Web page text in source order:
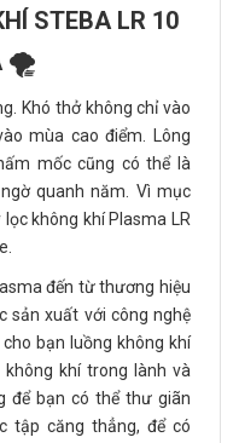
STEBA LR 10
🌪️
Khó thở không chỉ vào
mùa cao điểm. Lông
mốc cũng có thể là
quanh năm. Vì mục
không khí Plasma LR
đến từ thương hiệu
sản xuất với công nghệ
bạn luồng không khí
khí trong lành và
để bạn có thể thư giãn
tập căng thẳng, để có